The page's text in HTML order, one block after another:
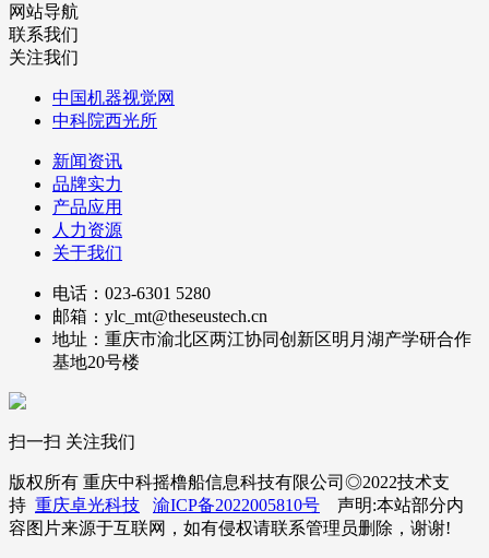
网站导航
联系我们
关注我们
中国机器视觉网
中科院西光所
新闻资讯
品牌实力
产品应用
人力资源
关于我们
电话：023-6301 5280
邮箱：ylc_mt@theseustech.cn
地址：重庆市渝北区两江协同创新区明月湖产学研合作
基地20号楼
扫一扫 关注我们
版权所有 重庆中科摇橹船信息科技有限公司◎2022技术支
持 重庆卓光科技 渝ICP备2022005810号 声明:本站部分内
容图片来源于互联网，如有侵权请联系管理员删除，谢谢!